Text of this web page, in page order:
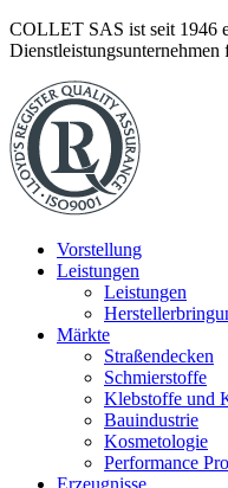
COLLET SAS ist seit 1946
Vorstellung
Leistungen
Leistungen
Märkte
Straßendecken
Schmierstoffe
Klebstoffe und
Bauindustrie
Kosmetologie
Performance
Erzeugnisse